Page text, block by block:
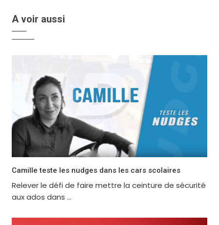
A voir aussi
Camille teste les nudges dans les cars scolaires
Relever le défi de faire mettre la ceinture de sécurité
aux ados dans ...